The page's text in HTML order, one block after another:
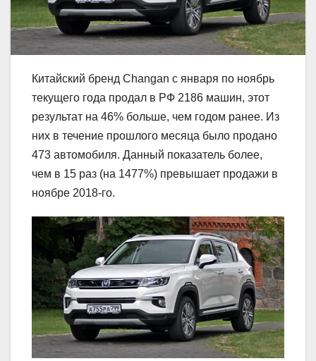
Китайский бренд Changan с января по ноябрь
текущего года продал в РФ 2186 машин, этот
результат на 46% больше, чем годом ранее. Из
них в течение прошлого месяца было продано
473 автомобиля. Данный показатель более,
чем в 15 раз (на 1477%) превышает продажи в
ноябре 2018-го.